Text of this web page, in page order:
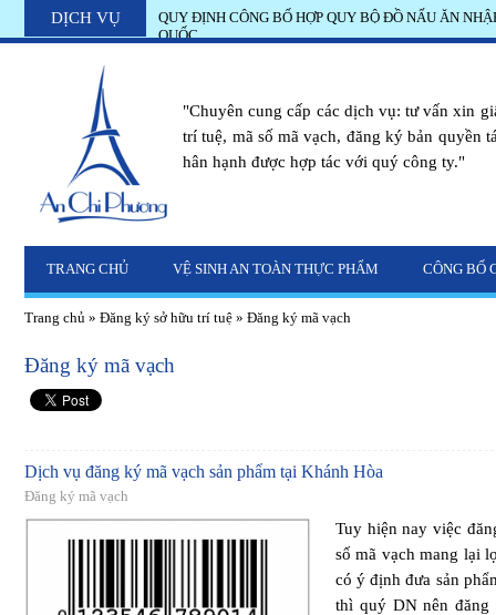
DỊCH VỤ
QUY ĐỊNH CÔNG BỐ HỢP QUY BỘ ĐỒ NẤU ĂN
QUỐC
BẢN QUYỀN TÁC GIẢ LOGO CÔNG TY ĐĂNG KÝ Ở
"Chuyên cung cấp các dịch vụ: tư vấn xin
trí tuệ, mã số mã vạch, đăng ký bản quyền
hân hạnh được hợp tác với quý công ty."
TRANG CHỦ VỆ SINH AN TOÀN THỰC PHẨM CÔNG BỐ
Trang chủ » Đăng ký sở hữu trí tuệ » Đăng ký mã vạch
Đăng ký mã vạch
Dịch vụ đăng ký mã vạch sản phẩm tại Khánh Hòa
Đăng ký mã vạch
Tuy hiện nay việc
số mã vạch mang lại
có ý định đưa sản
thì quý DN nên đăng